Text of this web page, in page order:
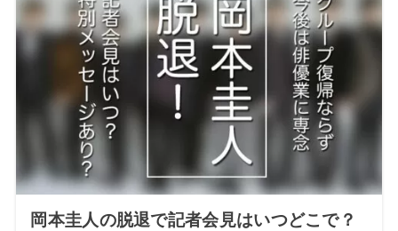
岡本圭人の脱退で記者会見はいつどこで？